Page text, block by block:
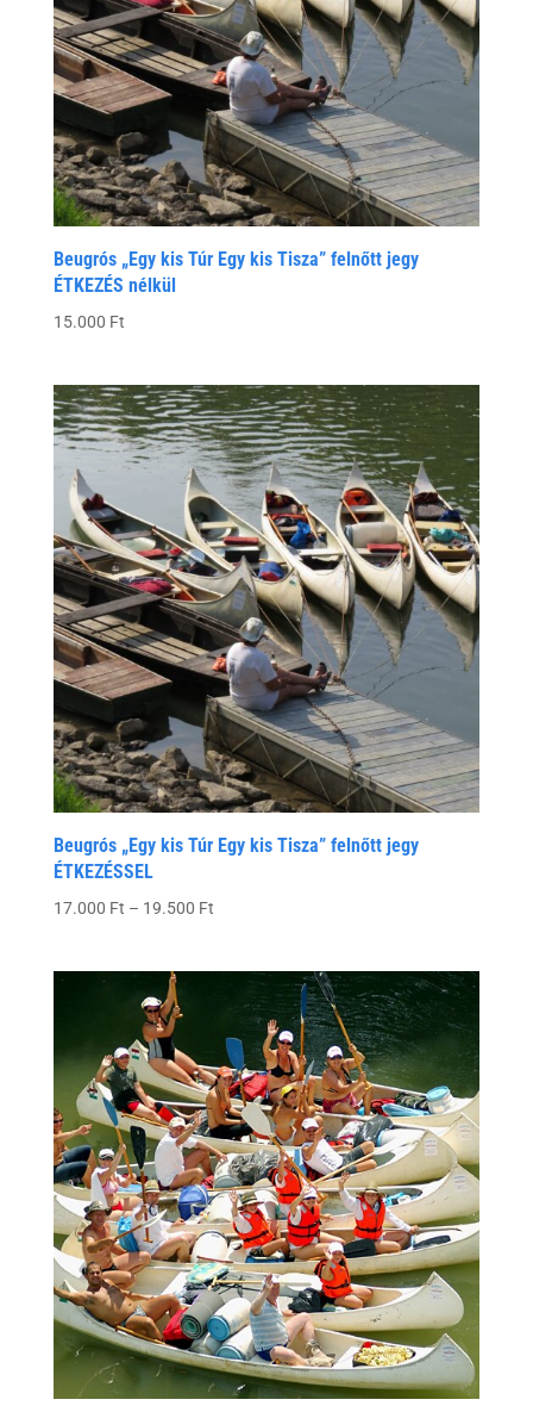
Beugrós „Egy kis Túr Egy kis Tisza” felnőtt jegy
ÉTKEZÉS nélkül
15.000 Ft
Beugrós „Egy kis Túr Egy kis Tisza” felnőtt jegy
ÉTKEZÉSSEL
17.000 Ft – 19.500 FtÁrtartomány:
19.500 Ft